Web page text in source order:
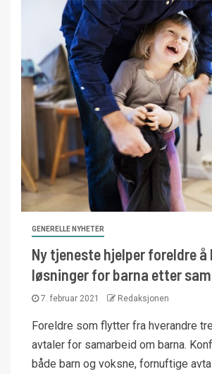
GENERELLE NYHETER
Ny tjeneste hjelper foreldre å
løsninger for barna etter
7. februar 2021 Redaksjonen
Foreldre som flytter fra hverandre
avtaler for samarbeid om barna.
både barn og voksne, fornuftige